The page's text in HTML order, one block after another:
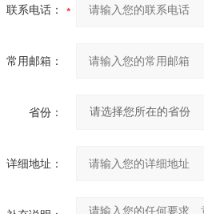
联系电话：
常用邮箱：
省份：
详细地址：